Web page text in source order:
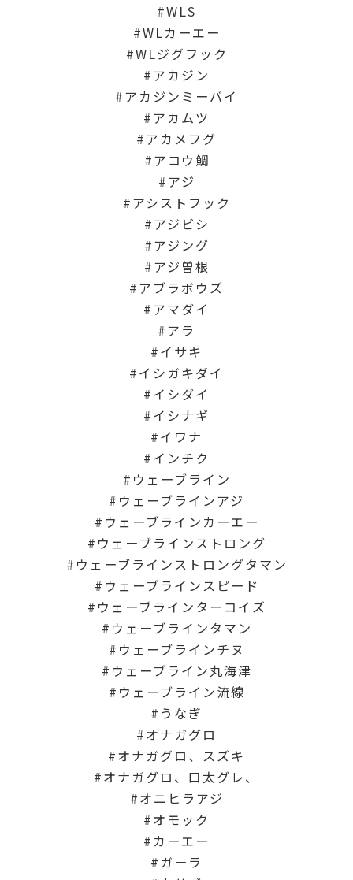
WLS
WLカーエー
WLジグフック
アカジン
アカジンミーバイ
アカムツ
アカメフグ
アコウ鯛
アジ
アシストフック
アジビシ
アジング
アジ曽根
アブラボウズ
アマダイ
アラ
イサキ
イシガキダイ
イシダイ
イシナギ
イワナ
インチク
ウェーブライン
ウェーブラインアジ
ウェーブラインカーエー
ウェーブラインストロング
ウェーブラインストロングタマン
ウェーブラインスピード
ウェーブラインターコイズ
ウェーブラインタマン
ウェーブラインチヌ
ウェーブライン丸海津
ウェーブライン流線
うなぎ
オナガグロ
オナガグロ、スズキ
オナガグロ、口太グレ、
オニヒラアジ
オモック
カーエー
ガーラ